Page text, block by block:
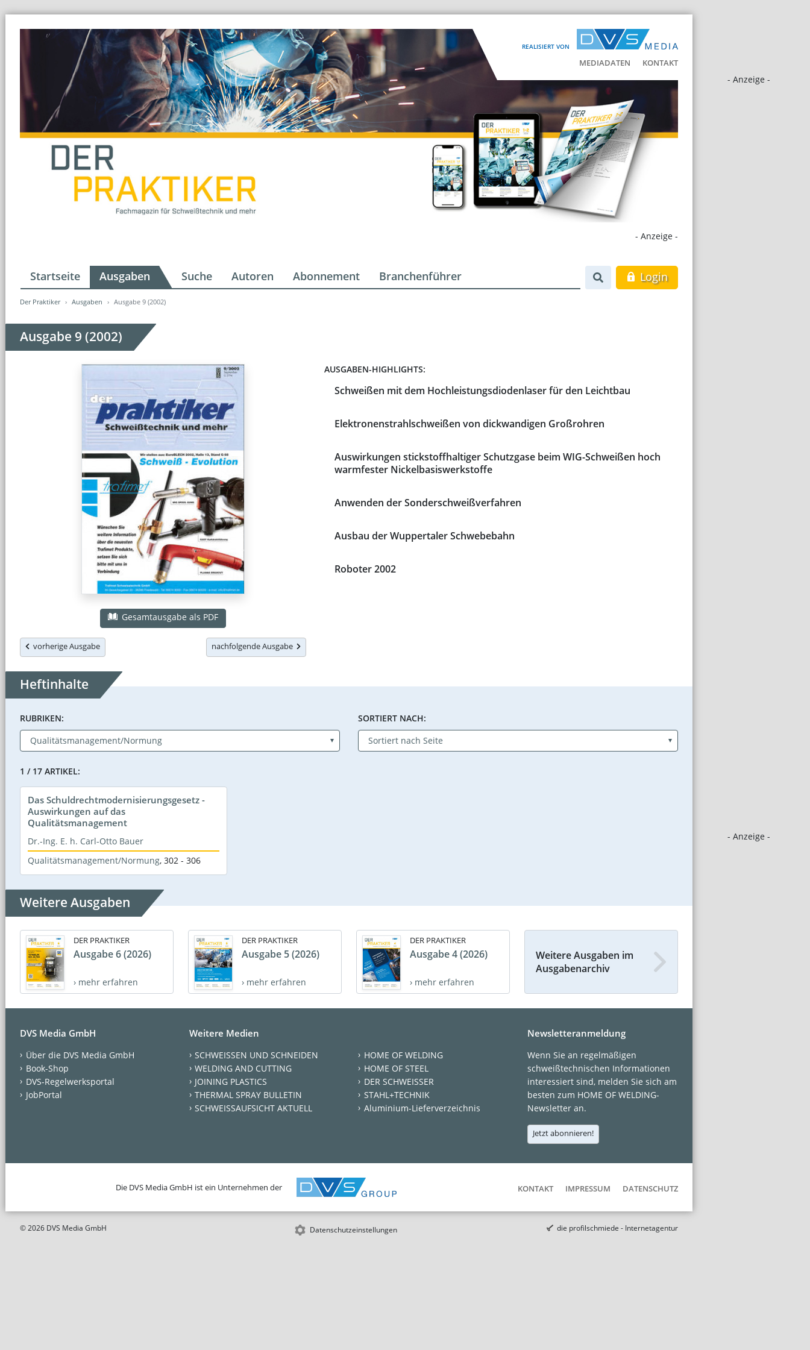
REALISIERT VON
MEDIADATEN KONTAKT
- Anzeige -
- Anzeige -
- Anzeige -
Startseite Ausgaben Suche Autoren Abonnement Branchenführer Login
Der Praktiker Ausgaben Ausgabe 9 (2002)
Ausgabe 9 (2002)
Gesamtausgabe als PDF
vorherige Ausgabe nachfolgende Ausgabe
AUSGABEN-HIGHLIGHTS:
Schweißen mit dem Hochleistungsdiodenlaser für den Leichtbau
Elektronenstrahlschweißen von dickwandigen Großrohren
Auswirkungen stickstoffhaltiger Schutzgase beim WIG-Schweißen hoch
warmfester Nickelbasiswerkstoffe
Anwenden der Sonderschweißverfahren
Ausbau der Wuppertaler Schwebebahn
Roboter 2002
Heftinhalte
RUBRIKEN: SORTIERT NACH:
1 / 17 ARTIKEL:
Das Schuldrechtmodernisierungsgesetz -
Auswirkungen auf das
Qualitätsmanagement
Dr.-Ing. E. h. Carl-Otto Bauer
Qualitätsmanagement/Normung, 302 - 306
Weitere Ausgaben
DER PRAKTIKER
Ausgabe 6 (2026)
› mehr erfahren
DER PRAKTIKER
Ausgabe 5 (2026)
› mehr erfahren
DER PRAKTIKER
Ausgabe 4 (2026)
› mehr erfahren
Weitere Ausgaben im
Ausgabenarchiv
DVS Media GmbH
Über die DVS Media GmbH
Book-Shop
DVS-Regelwerksportal
JobPortal
Weitere Medien
SCHWEISSEN UND SCHNEIDEN
WELDING AND CUTTING
JOINING PLASTICS
THERMAL SPRAY BULLETIN
SCHWEISSAUFSICHT AKTUELL
HOME OF WELDING
HOME OF STEEL
DER SCHWEISSER
STAHL+TECHNIK
Aluminium-Lieferverzeichnis
Newsletteranmeldung
Wenn Sie an regelmäßigen
schweißtechnischen Informationen
interessiert sind, melden Sie sich am
besten zum HOME OF WELDING-
Newsletter an.
Jetzt abonnieren!
Die DVS Media GmbH ist ein Unternehmen der KONTAKT IMPRESSUM DATENSCHUTZ
© 2026 DVS Media GmbH Datenschutzeinstellungen die profilschmiede - Internetagentur